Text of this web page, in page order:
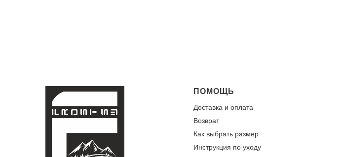
ПОМОЩЬ
Доставка и оплата
Возврат
Как выбрать размер
Инструкция по уходу